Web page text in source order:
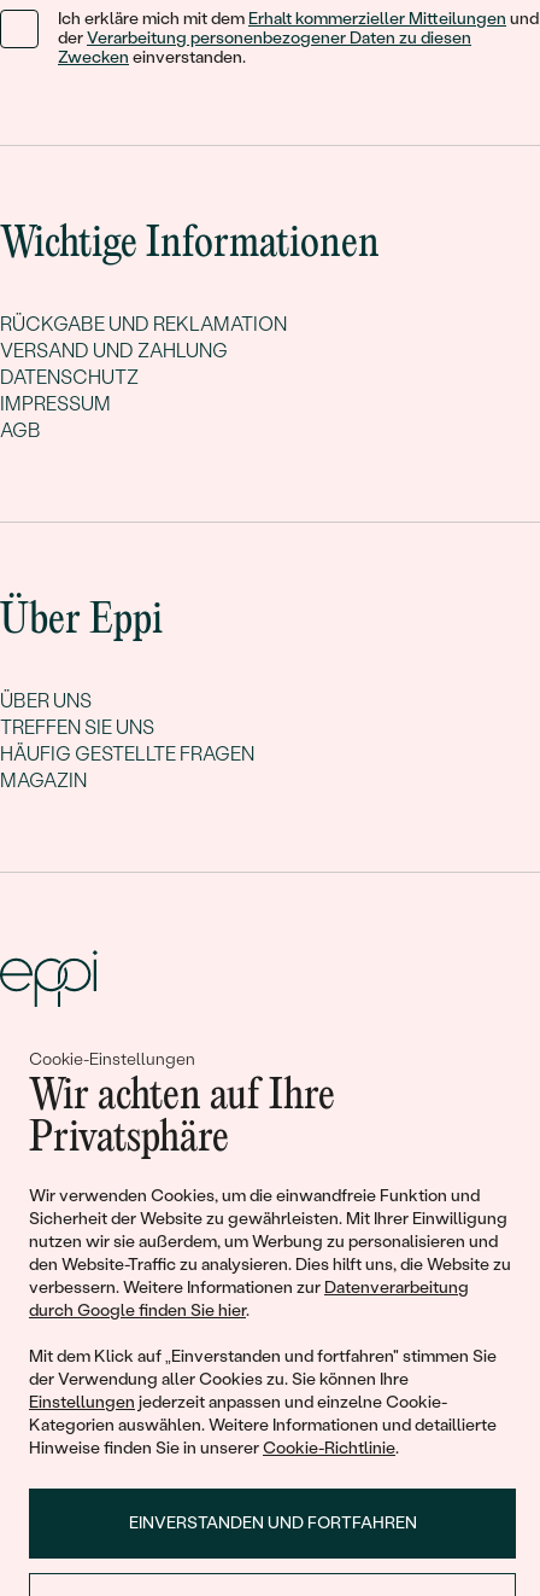
Cookie-Einstellungen
Wir achten auf Ihre
Privatsphäre
Wir verwenden Cookies, um die einwandfreie Funktion und
Sicherheit der Website zu gewährleisten. Mit Ihrer Einwilligung
nutzen wir sie außerdem, um Werbung zu personalisieren und
den Website-Traffic zu analysieren. Dies hilft uns, die Website zu
verbessern. Weitere Informationen zur Datenverarbeitung
durch Google finden Sie hier.
Mit dem Klick auf „Einverstanden und fortfahren" stimmen Sie
der Verwendung aller Cookies zu. Sie können Ihre
Einstellungen jederzeit anpassen und einzelne Cookie-
Kategorien auswählen. Weitere Informationen und detaillierte
Hinweise finden Sie in unsererCookie-Richtlinie.
EINVERSTANDEN UND FORTFAHREN
Ich erkläre mich mit dem Erhalt kommerzieller Mitteilungen und
derVerarbeitung personenbezogener Daten zu diesen
Zwecken einverstanden.
Wichtige Informationen
RÜCKGABE UND REKLAMATION
VERSAND UND ZAHLUNG
DATENSCHUTZ
IMPRESSUM
AGB
Über Eppi
ÜBER UNS
TREFFEN SIE UNS
HÄUFIG GESTELLTE FRAGEN
MAGAZIN
Gemeinsam erschaffen wir
Geschichten von Schönheit und
Liebe
Begleiten Sie uns!
© 2011 - 2026, Eppi.de